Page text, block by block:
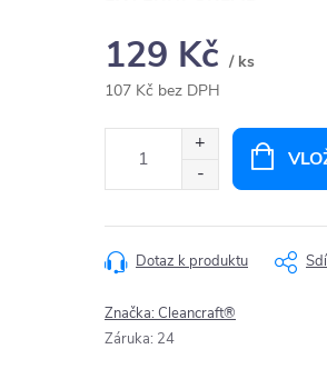
129 Kč / ks
107 Kč bez DPH
Dotaz k produktu
Značka:Cleancraft®
Záruka: 24